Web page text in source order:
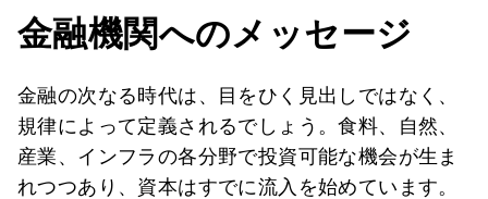
金融機関へのメッセージ
金融の次なる時代は、目をひく見出しではなく、
規律によって定義されるでしょう。食料、自然、
産業、インフラの各分野で投資可能な機会が生ま
れつつあり、資本はすでに流入を始めています。